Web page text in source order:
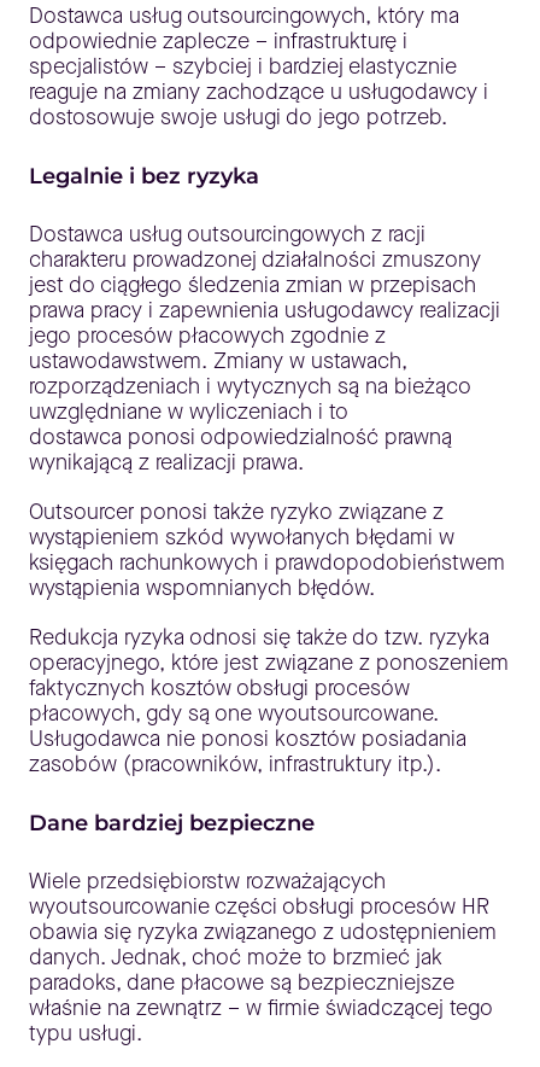
Dostawca usług outsourcingowych, który ma
odpowiednie zaplecze – infrastrukturę i
specjalistów – szybciej i bardziej elastycznie
reaguje na zmiany zachodzące u usługodawcy i
dostosowuje swoje usługi do jego potrzeb.
Legalnie i bez ryzyka
Dostawca usług outsourcingowych z racji
charakteru prowadzonej działalności zmuszony
jest do ciągłego śledzenia zmian w przepisach
prawa pracy i zapewnienia usługodawcy realizacji
jego procesów płacowych zgodnie z
ustawodawstwem. Zmiany w ustawach,
rozporządzeniach i wytycznych są na bieżąco
uwzględniane w wyliczeniach i to
dostawca ponosi odpowiedzialność prawną
wynikającą z realizacji prawa.
Outsourcer ponosi także ryzyko związane z
wystąpieniem szkód wywołanych błędami w
księgach rachunkowych i prawdopodobieństwem
wystąpienia wspomnianych błędów.
Redukcja ryzyka odnosi się także do tzw. ryzyka
operacyjnego, które jest związane z ponoszeniem
faktycznych kosztów obsługi procesów
płacowych, gdy są one wyoutsourcowane.
Usługodawca nie ponosi kosztów posiadania
zasobów (pracowników, infrastruktury itp.).
Dane bardziej bezpieczne
Wiele przedsiębiorstw rozważających
wyoutsourcowanie części obsługi procesów HR
obawia się ryzyka związanego z udostępnieniem
danych. Jednak, choć może to brzmieć jak
paradoks, dane płacowe są bezpieczniejsze
właśnie na zewnątrz – w firmie świadczącej tego
typu usługi.